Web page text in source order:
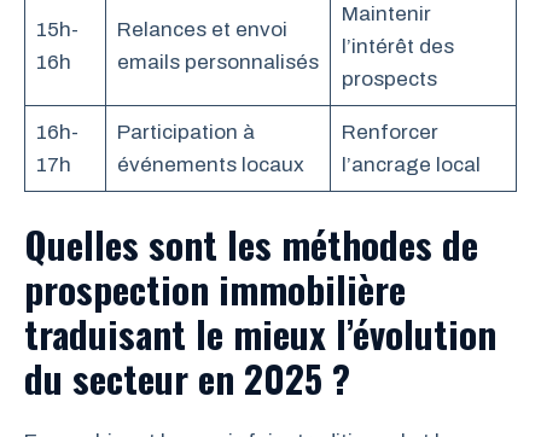
15h-
16h
Relances et envoi
emails personnalisés
Maintenir
l’intérêt des
prospects
16h-
17h
Participation à
événements locaux
Renforcer
l’ancrage local
Quelles sont les méthodes de
prospection immobilière
traduisant le mieux l’évolution
du secteur en 2025 ?